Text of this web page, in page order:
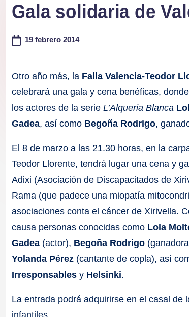
Gala solidaria de
19 febrero 2014
Otro año más, la Falla Valencia-Teodor
celebrará una gala y cena benéficas,
los actores de la serieL’Alqueria Blanca
Gadea, así como Begoña Rodrigo,
El 8 de marzo a las 21.30 horas, en la
Teodor Llorente, tendrá lugar una cena y
Adixi (Asociación de Discapacitados de
Rama (que padece una miopatía
asociaciones conta el cáncer de Xirivella.
causa personas conocidas como Lola
Gadea (actor), Begoña Rodrigo
Yolanda Pérez (cantante de copla), así
Irresponsables y Helsinki.
La entrada podrá adquirirse en el casal